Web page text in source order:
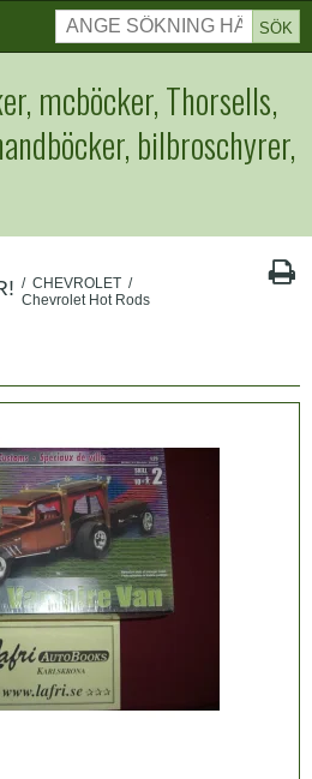
SÖK
mcböcker, Thorsells,
bilbroschyrer,
/ CHEVROLET /
Chevrolet Hot Rods